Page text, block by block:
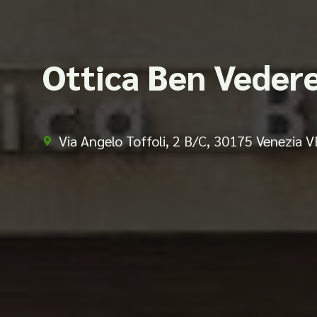
Ottica Ben
Via Angelo Toffoli, 2 B/C, 30175 Venezia